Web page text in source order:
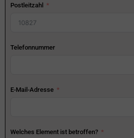
Postleitzahl
Telefonnummer
E-Mail-Adresse
Welches Element ist betroffen?